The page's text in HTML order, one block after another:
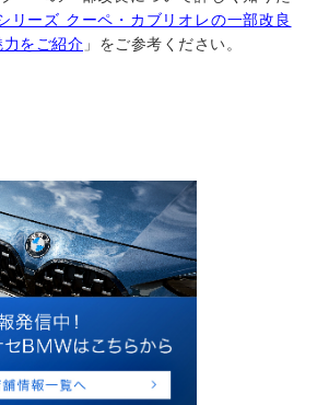
リーズ クーペ・カブリオレの一部改良
力をご紹介 」をご参考ください。